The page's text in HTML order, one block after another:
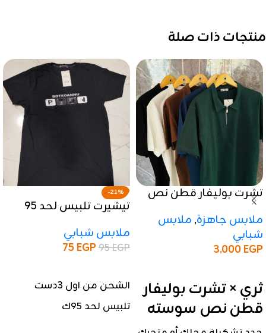
منتجات ذات صلة
تشرت بوليفار قطن نص
سوسته
ملابس جاهزة, ملابس
شبابي
3,000EGP
ثري × تشرت بوليفار
قطن نص سوسته
-21%
تيشيرت تلبيس لحد 95
ملابس شبابي
95EGP
75EGP
الشحن من اول 3دست
تلبيس لحد ٩٥ك